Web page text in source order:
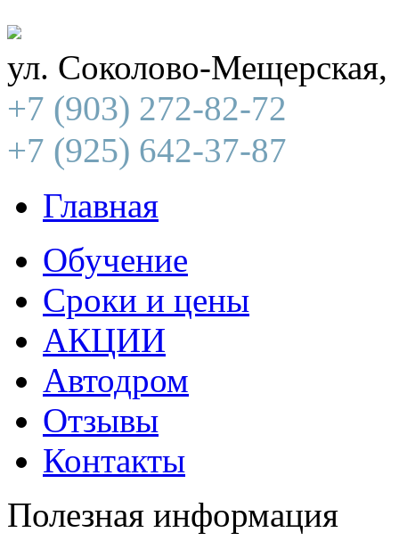
ул. Соколово-Мещерская,
+7 (903) 272-82-72
+7 (925) 642-37-87
Главная
Обучение
Сроки и цены
АКЦИИ
Автодром
Отзывы
Контакты
Полезная информация